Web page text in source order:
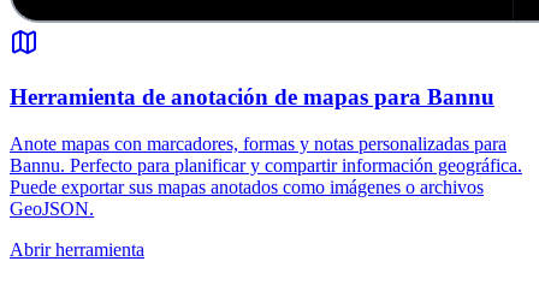
Herramienta de anotación de mapas para Bannu
Anote mapas con marcadores, formas y notas personalizadas para
Bannu. Perfecto para planificar y compartir información geográfica.
Puede exportar sus mapas anotados como imágenes o archivos
GeoJSON.
Abrir herramienta